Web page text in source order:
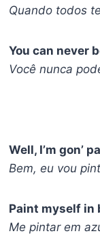
Quando todos
You can never
Você nunca
Well, I’m gon’
Bem, eu vou
Paint myself in
Me pintar em